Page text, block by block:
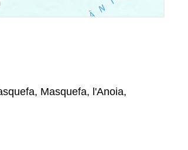
Masquefa, l'Anoia,